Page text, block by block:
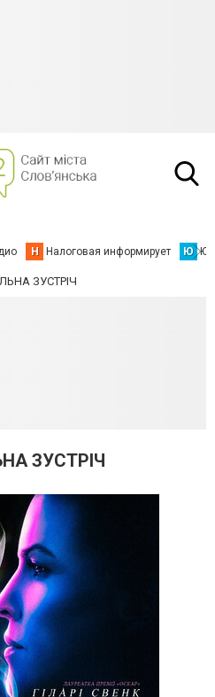
Н Налоговая информирует Ю
ЗУСТРІЧ
ЗУСТРІЧ